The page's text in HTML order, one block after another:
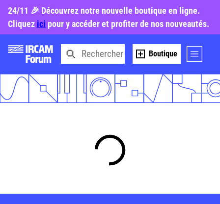
24/11 🎉 Découvrez notre nouvelle boutique en ligne.
Cliquez ici pour y accéder et profiter de nos nouveautés.
Boutique